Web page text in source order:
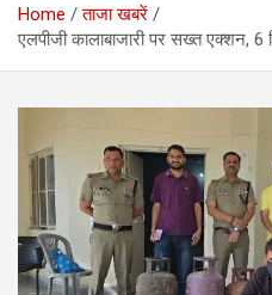
Home
ताजा खबरें
एलपीजी कालाबाजारी पर सख्त एक्शन,